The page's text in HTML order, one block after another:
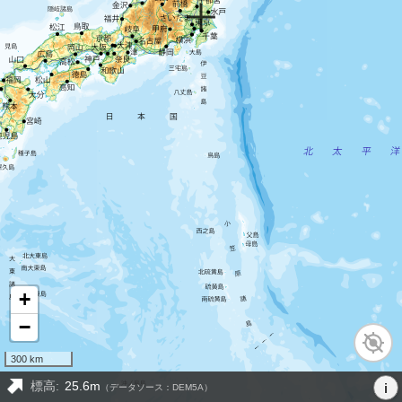
+
−
300 km
標高: 25.6m （データソース：DEM5A） i